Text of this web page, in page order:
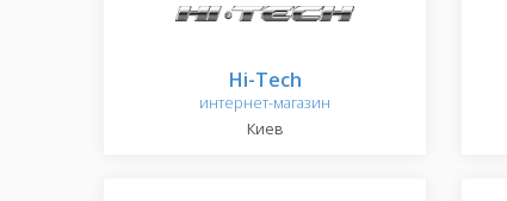
Hi-Tech
интернет-магазин
Киев